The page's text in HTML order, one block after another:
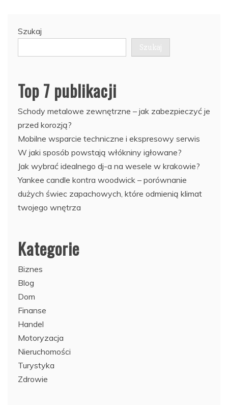
Szukaj
Szukaj
Top 7 publikacji
Schody metalowe zewnętrzne – jak zabezpieczyć je
przed korozją?
Mobilne wsparcie techniczne i ekspresowy serwis
W jaki sposób powstają włókniny igłowane?
Jak wybrać idealnego dj-a na wesele w krakowie?
Yankee candle kontra woodwick – porównanie
dużych świec zapachowych, które odmienią klimat
twojego wnętrza
Kategorie
Biznes
Blog
Dom
Finanse
Handel
Motoryzacja
Nieruchomości
Turystyka
Zdrowie